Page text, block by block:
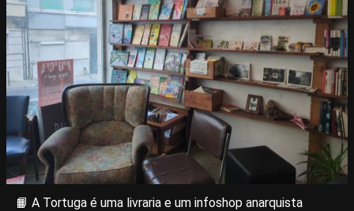
📙 A Tortuga é uma livraria e um infoshop anarquista